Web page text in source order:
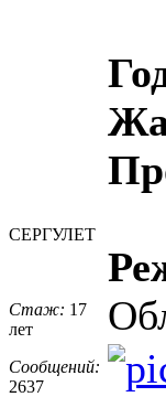
СЕРГУЛЕТ
Стаж: 17
лет
Сообщений:
2637